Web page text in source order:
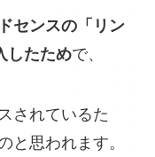
センスの「リン
したためで、
されているた
と思われます。